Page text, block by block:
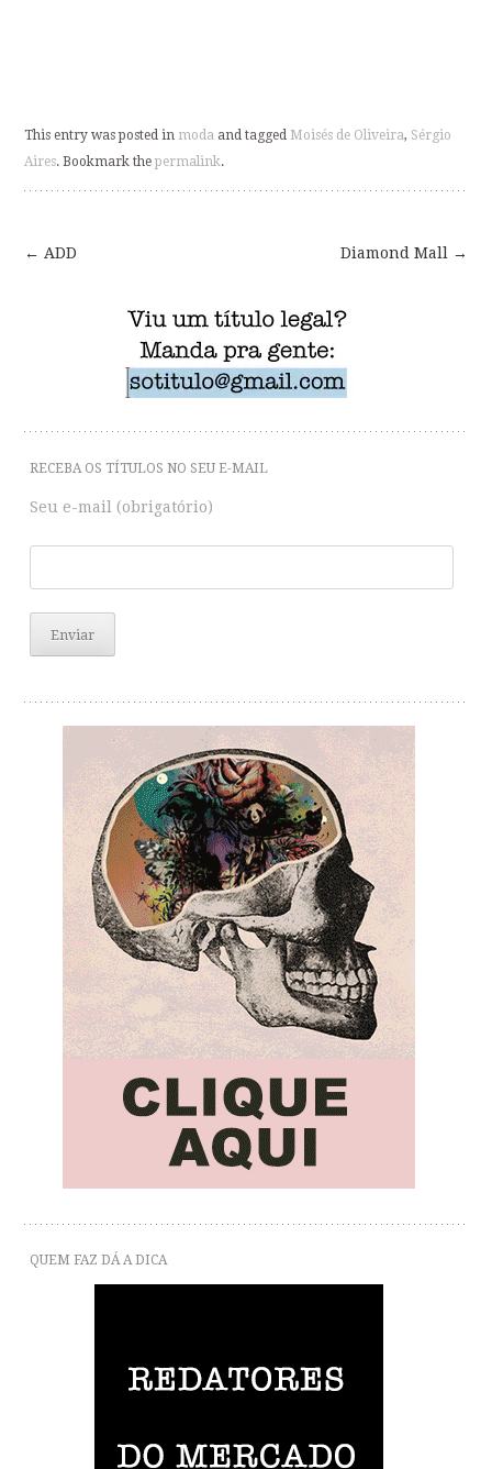
This entry was posted in moda and tagged Moisés de Oliveira, Sérgio
Aires. Bookmark thepermalink.
Post
navigation
← ADD Diamond Mall →
RECEBA OS TÍTULOS NO SEU E-MAIL
Seu e-mail (obrigatório)
QUEM FAZ DÁ A DICA